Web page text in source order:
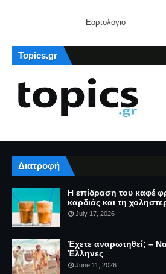
Εορτολόγιο
Topics.gr
Διατροφή
Η επίδραση του καφέ
καρδιάς και τη
July 17, 2026
Έχετε αναρωτηθεί; – Να
Έλληνες
June 11, 2026